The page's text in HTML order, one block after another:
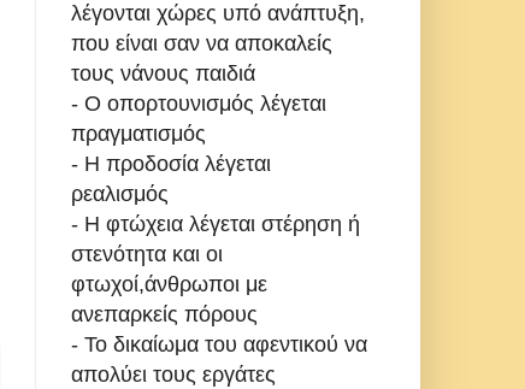
λέγονται χώρες υπό ανάπτυξη,
που είναι σαν να αποκαλείς
τους νάνους παιδιά
- Ο οπορτουνισμός λέγεται
πραγματισμός
- Η προδοσία λέγεται
ρεαλισμός
- Η φτώχεια λέγεται στέρηση ή
στενότητα και οι
φτωχοί,άνθρωποι με
ανεπαρκείς πόρους
- Το δικαίωμα του αφεντικού να
απολύει τους εργάτες